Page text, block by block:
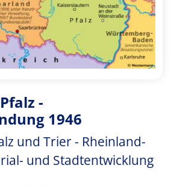
-
1946
und Trier - Rheinland-
und Stadtentwicklung